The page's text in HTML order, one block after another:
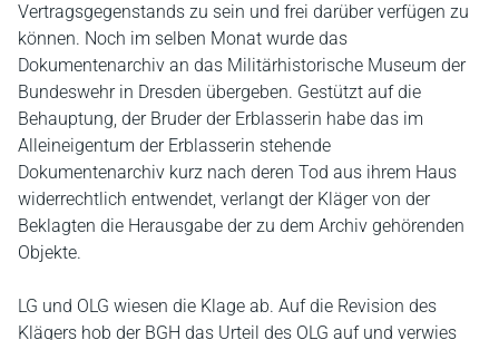
Vertragsgegenstands zu sein und frei darüber verfügen zu
können. Noch im selben Monat wurde das
Dokumentenarchiv an das Militärhistorische Museum der
Bundeswehr in Dresden übergeben. Gestützt auf die
Behauptung, der Bruder der Erblasserin habe das im
Alleineigentum der Erblasserin stehende
Dokumentenarchiv kurz nach deren Tod aus ihrem Haus
widerrechtlich entwendet, verlangt der Kläger von der
Beklagten die Herausgabe der zu dem Archiv gehörenden
Objekte.
LG und OLG wiesen die Klage ab. Auf die Revision des
Klägers hob der BGH das Urteil des OLG auf und verwies